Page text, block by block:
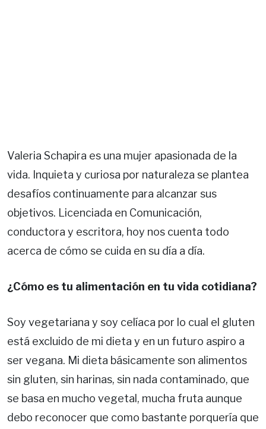
Valeria Schapira es una mujer apasionada de la
vida. Inquieta y curiosa por naturaleza se plantea
desafíos continuamente para alcanzar sus
objetivos. Licenciada en Comunicación,
conductora y escritora, hoy nos cuenta todo
acerca de cómo se cuida en su día a día.
¿Cómo es tu alimentación en tu vida cotidiana?
Soy vegetariana y soy celíaca por lo cual el gluten
está excluido de mi dieta y en un futuro aspiro a
ser vegana. Mi dieta básicamente son alimentos
sin gluten, sin harinas, sin nada contaminado, que
se basa en mucho vegetal, mucha fruta aunque
debo reconocer que como bastante porquería que